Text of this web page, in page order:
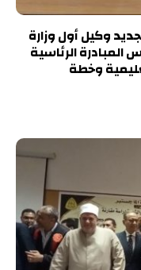
وكيل أول وزارة
الرئاسية
وخطة